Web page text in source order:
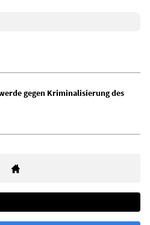
gegen Kriminalisierung des